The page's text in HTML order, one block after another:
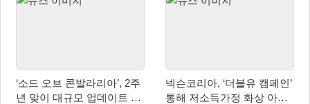
‘소드 오브 콘발라리아’, 2주
년 맞이 대규모 업데이트 8
넥슨코리아, ‘더블유 캠페인’
통해 저소득가정 화상 아동